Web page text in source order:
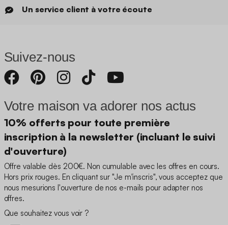
Un service client à votre écoute
Suivez-nous
Votre maison va adorer nos actus
10% offerts pour toute première
inscription à la newsletter (incluant le suivi
d'ouverture)
Offre valable dès 200€. Non cumulable avec les offres en cours.
Hors prix rouges. En cliquant sur "Je m'inscris", vous acceptez que
nous mesurions l'ouverture de nos e-mails pour adapter nos
offres.
Que souhaitez vous voir ?